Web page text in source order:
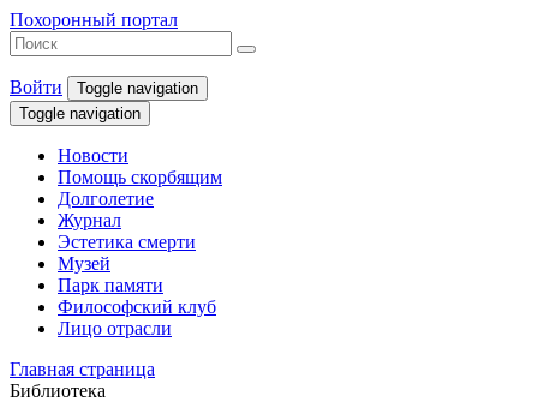
Похоронный портал
Войти
Toggle navigation
Toggle navigation
Новости
Помощь скорбящим
Долголетие
Журнал
Эстетика смерти
Музей
Парк памяти
Философский клуб
Лицо отрасли
Главная страница
Библиотека